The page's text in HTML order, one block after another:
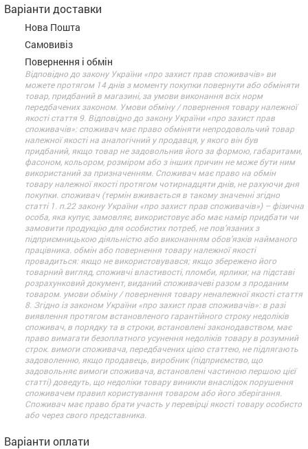
Варіанти доставки
Нова Пошта
Самовивіз
Повернення і обмін
Відповідно до закону України «про захист прав споживачів» ви
можете протягом 14 днів з моменту покупки повернути або обміняти
товар, придбаний в магазині, за умови виконання всіх норм
передбачених законом. Умови обміну / повернення товару належної
якості стаття 9. Відповідно до закону України «про захист прав
споживачів»: споживач має право обміняти непродовольчий товар
належної якості на аналогічний у продавця, у якого він був
придбаний, якщо товар не задовольнив його за формою, габаритами,
фасоном, кольором, розміром або з інших причин не може бути ним
використаний за призначенням. Споживач має право на обмін
товару належної якості протягом чотирнадцяти днів, не рахуючи дня
покупки. споживач (термін вживається в такому значенні згідно
статті 1. п.22 закону України «про захист прав споживачів») – фізична
особа, яка купує, замовляє, використовує або має намір придбати чи
замовити продукцію для особистих потреб, не пов’язаних з
підприємницькою діяльністю або виконанням обов’язків найманого
працівника. обмін або повернення товару належної якості
провадиться: якщо не використовувався; якщо збережено його
товарний вигляд, споживчі властивості, пломби, ярлики; на підставі
розрахунковий документ, виданий споживачеві разом з проданим
товаром. умови обміну / повернення товару неналежної якості стаття
8. Згідно із законом України «про захист прав споживачів»: в разі
виявлення протягом встановленого гарантійного строку недоліків
споживач, в порядку та в строки, встановлені законодавством, має
право вимагати безоплатного усунення недоліків товару в розумний
строк. вимоги споживача, передбачених цією статтею, не підлягають
задоволенню, якщо продавець, виробник (підприємство, що
задовольняє вимоги споживача, встановлені частиною першою цієї
статті) доведуть, що недоліки товару виникли внаслідок порушення
споживачем правил користування товаром або його зберігання.
Споживач має право брати участь у перевірці якості товару особисто
або через свого представника.
Варіанти оплати